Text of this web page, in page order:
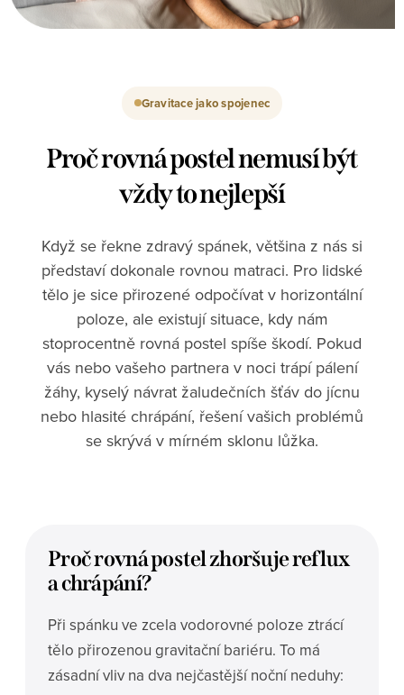
Gravitace jako spojenec
Proč rovná postel nemusí být
vždy to nejlepší
Když se řekne zdravý spánek, většina z nás si
představí dokonale rovnou matraci. Pro lidské
tělo je sice přirozené odpočívat v horizontální
poloze, ale existují situace, kdy nám
stoprocentně rovná postel spíše škodí. Pokud
vás nebo vašeho partnera v noci trápí pálení
žáhy, kyselý návrat žaludečních šťáv do jícnu
nebo hlasité chrápání, řešení vašich problémů
se skrývá v mírném sklonu lůžka.
Proč rovná postel zhoršuje reflux
a chrápání?
Při spánku ve zcela vodorovné poloze ztrácí
tělo přirozenou gravitační bariéru. To má
zásadní vliv na dva nejčastější noční neduhy: